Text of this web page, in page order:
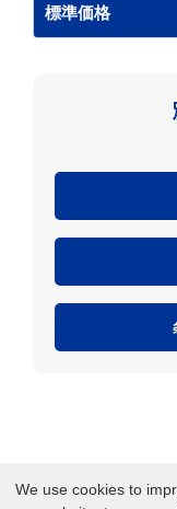
We use cookies to
標準価格